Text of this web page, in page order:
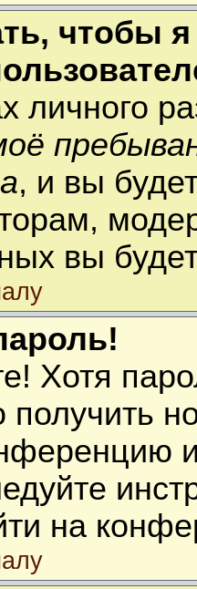
чтобы
личного
, и вы
вы
Хотя
получить
на